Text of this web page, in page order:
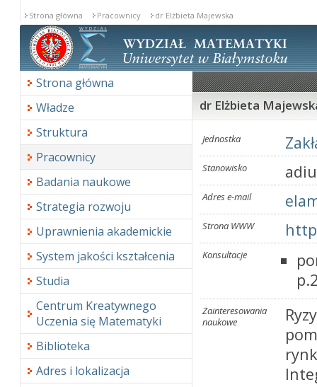
Strona główna Pracownicy dr Elżbieta Majewska
Strona główna
Władze
Struktura
Pracownicy
Badania naukowe
Strategia rozwoju
Uprawnienia akademickie
System jakości kształcenia
Studia
Centrum Kreatywnego
Uczenia się Matematyki
Biblioteka
Adres i lokalizacja
dr Elżbieta
Jednostka
Stanowisko
Adres e-mail
Strona WWW
Konsultacje
Zainteresowania
naukowe